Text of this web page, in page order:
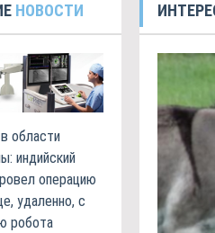
НОВОСТИ
области
индийский
операцию
удаленно, с
робота